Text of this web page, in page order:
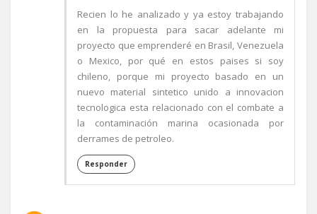
Recien lo he analizado y ya estoy trabajando
en la propuesta para sacar adelante mi
proyecto que emprenderé en Brasil, Venezuela
o Mexico, por qué en estos paises si soy
chileno, porque mi proyecto basado en un
nuevo material sintetico unido a innovacion
tecnologica esta relacionado con el combate a
la contaminación marina ocasionada por
derrames de petroleo.
Responder